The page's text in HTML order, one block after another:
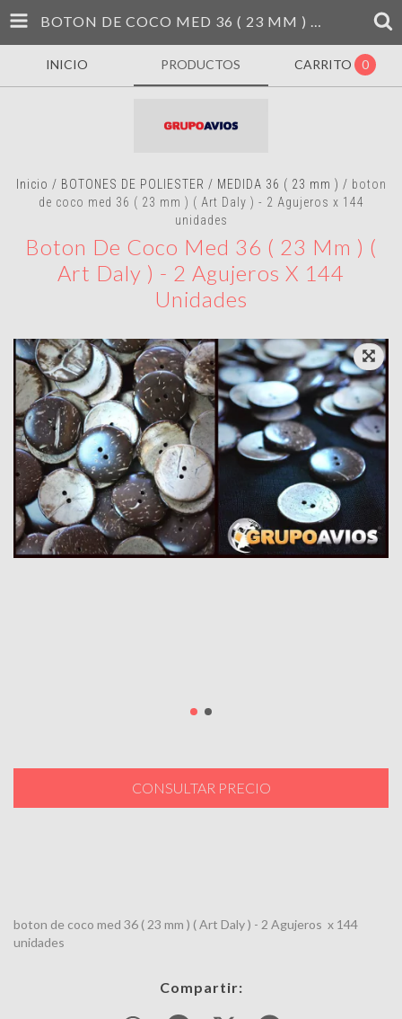
BOTON DE COCO MED 36 ( 23 MM ) ( ART DALY ) - 2 AGUJEROS X 144 UNIDADES
INICIO PRODUCTOS CARRITO 0
Inicio / BOTONES DE POLIESTER / MEDIDA 36 ( 23 mm ) / boton
de coco med 36 ( 23 mm ) ( Art Daly ) - 2 Agujeros x 144
unidades
Boton De Coco Med 36 ( 23 Mm ) (
Art Daly ) - 2 Agujeros X 144
Unidades
boton de coco med 36 ( 23 mm ) ( Art Daly ) - 2 Agujeros x 144
unidades
Compartir: